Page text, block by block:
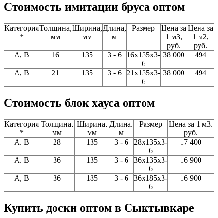
Стоимость имитации бруса оптом
Категория
*
Толщина,
мм
Ширина,
мм
Длина,
м
Размер
Цена за
1 м3,
руб.
Цена за
1 м2,
руб.
A, В
16 135 3 - 6
16x135x3-
6
38 000 494
A, В 21 135 3 - 6
21x135x3-
6
38 000 494
Стоимость блок хауса оптом
Категория
*
Толщина,
мм
Ширина,
мм
Длина,
м
Размер
Цена за 1 м3,
руб.
A, В
28 135 3 - 6
28x135x3-
6
17 400
A, В 36 135 3 - 6
36x135x3-
6
16 900
A, В 36 185 3 - 6
36x185x3-
6
16 900
Купить доски оптом в Сыктывкаре